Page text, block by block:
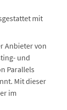
mit
Anbieter von
und
Parallels
Mit dieser
im